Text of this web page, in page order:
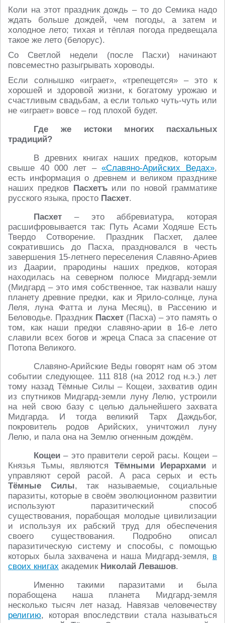
Коли на этот праздник дождь – то до Семика надо
ждать больше дождей, чем погоды, а затем и
холодное лето; тихая и тёплая погода предвещала
такое же лето (белорус).
Со Светлой недели (после Пасхи) начинают
повсеместно разыгрывать хороводы.
Если солнышко «играет», «трепещется» – это к
хорошей и здоровой жизни, к богатому урожаю и
счастливым свадьбам, а если только чуть-чуть или
не «играет» вовсе – год плохой будет.
Где же истоки многих пасхальных
традиций?
В древних книгах наших предков, которым
свыше 40 000 лет –«Славяно-Арийских Ведах»,
есть информация о древнем и великом празднике
наших предков Пасхетъили по новой грамматике
русского языка, просто Пасхет.
Пасхет – это аббревиатура, которая
расшифровывается так: Путь Асами Ходяше Есть
Твердо Сотворение. Праздник Пасхет, далее
сократившись до Пасха, праздновался в честь
завершения 15-летнего переселения Славяно-Ариев
из Даарии, прародины наших предков, которая
находилась на северном полюсе Мидгард-земли
(Мидгард – это имя собственное, так назвали нашу
планету древние предки, как и Ярило-солнце, луна
Леля, луна Фатта и луна Месяц), в Рассению и
Беловодье. Праздник Пасхет(Пасха) – это память о
том, как наши предки славяно-арии в 16-е лето
славили всех богов и жреца Спаса за спасение от
Потопа Великого.
Славяно-Арийские Веды говорят нам об этом
событии следующее. 111 818 (на 2012 год н.э.) лет
тому назад Тёмные Силы – Кощеи, захватив один
из спутников Мидгард-земли луну Лелю, устроили
на ней свою базу с целью дальнейшего захвата
Мидгарда. И тогда великий Тарх Даждьбог,
покровитель родов Арийских, уничтожил луну
Лелю, и пала она на Землю огненным дождём.
Кощеи – это правители серой расы. Кощеи –
Князья Тьмы, являются Тёмными Иерархами и
управляют серой расой. А раса серых и есть
Тёмные Силы, так называемые, социальные
паразиты, которые в своём эволюционном развитии
используют паразитический способ
существования, порабощая молодые цивилизации
и используя их рабский труд для обеспечения
своего существования. Подробно описал
паразитическую систему и способы, с помощью
которых была захвачена и наша Мидгард-земля, в
своих книгах академик Николай Левашов.
Именно такими паразитами и была
порабощена наша планета Мидгард-земля
несколько тысяч лет назад. Навязав человечеству
религию, которая впоследствии стала называться